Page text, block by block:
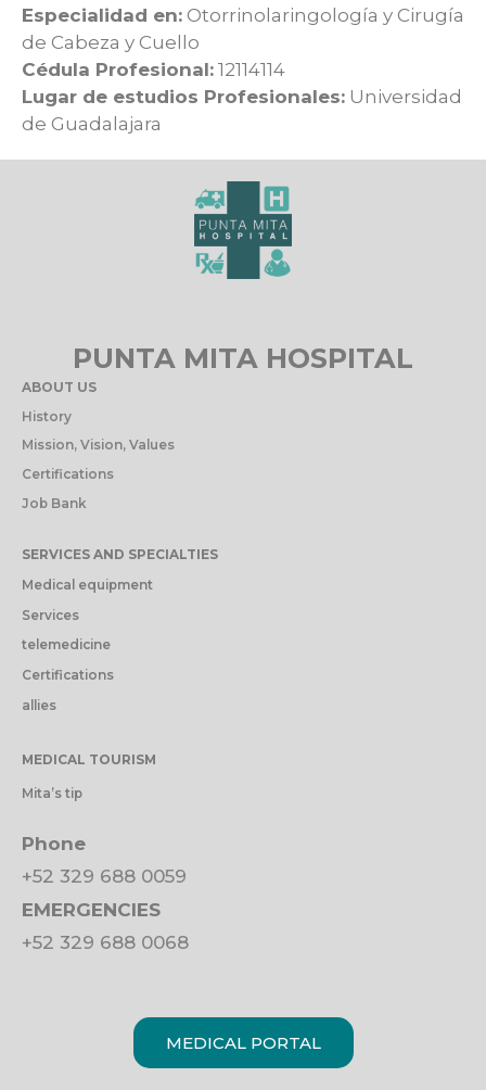
Especialidad en: Otorrinolaringología y Cirugía
de Cabeza y Cuello
Cédula Profesional: 12114114
Lugar de estudios Profesionales: Universidad
de Guadalajara
PUNTA MITA HOSPITAL
ABOUT US
History
Mission, Vision, Values
Certifications
Job Bank
SERVICES AND SPECIALTIES
Medical equipment
Services
telemedicine
Certifications
allies
MEDICAL TOURISM
Mita’s tip
Phone
+52 329 688 0059
EMERGENCIES
+52 329 688 0068
MEDICAL PORTAL